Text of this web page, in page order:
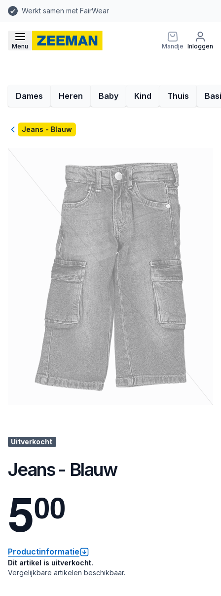
Werkt samen met FairWear
Menu Mandje Inloggen
Dames Heren Baby Kind Thuis
TerugJeans - Blauw
Uitverkocht
Jeans - Blauw
500
Productinformatie
Dit artikel is uitverkocht.
Vergelijkbare artikelen beschikbaar.